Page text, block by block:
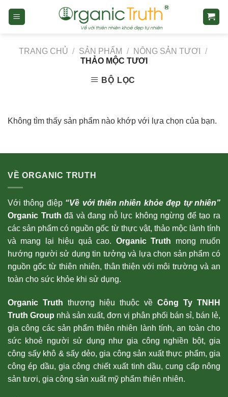
TRANG CHỦ / SẢN PHẨM / NÔNG SẢN TƯƠI
/
THẢO MỘC TƯƠI
BỘ LỌC
Không tìm thấy sản phẩm nào khớp với lựa chọn của bạn.
VỀ ORGANIC TRUTH
Với thông điệp “Về với thiên nhiên khỏe đẹp tự nhiên”
Organic Truth đã và đang nỗ lực không ngừng để tạo ra
các sản phẩm có nguồn gốc từ thực vật, thảo mộc lành tính
và mang lại hiệu quả cao. Organic Truth mong muốn
hướng người sử dụng tin tưởng và lựa chọn sản phẩm có
nguồn gốc từ thiên nhiên, thân thiện với môi trường và an
toàn cho sức khỏe khi sử dụng.
Organic Truth thương hiệu thuộc về Công Ty TNHH
Truth Group nhà sản xuất, đơn vị phân phối bán sỉ, bán lẻ,
gia công các sản phẩm thiên nhiên lành tính, an toàn cho
sức khoẻ người sử dụng như gia công nghiền bột, gia
công sấy khô & sấy dẻo, gia công sản xuất thực phẩm, gia
công ép dầu, gia công chiết xuất tinh dầu, cung cấp nông
sản tươi, gia công sản xuất mỹ phẩm thiên nhiên.